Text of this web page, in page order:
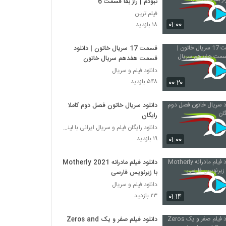
۰۱:۰۰
فیلم ترین
۱۸ بازدید
۰۰:۲۰
قسمت 17 سریال خاتون | دانلود
قسمت هفدهم سریال خاتون
دانلود فیلم و سریال
۵۴۸ بازدید
۰۱:۰۰
دانلود سریال خاتون فصل دوم کاملا
رایگان
دانلود رایگان فیلم و سریال ایرانی با لینک مستقیم
۱۹ بازدید
۰۱:۱۴
دانلود فیلم مادرانه Motherly 2021
با زیرنویس فارسی
دانلود فیلم و سریال
۲۳ بازدید
دانلود فیلم صفر و یک Zeros and